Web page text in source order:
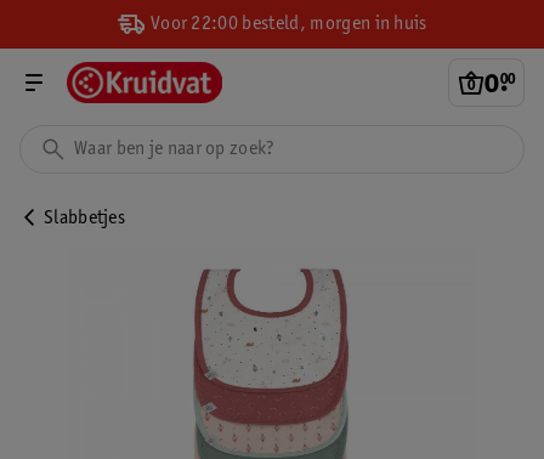
Voor 22:00 besteld, morgen in huis
0.
00
Slabbetjes